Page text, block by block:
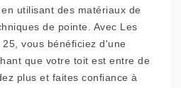
utilisant des matériaux de
de pointe. Avec Les
vous bénéficiez d'une
que votre toit est entre de
plus et faites confiance à